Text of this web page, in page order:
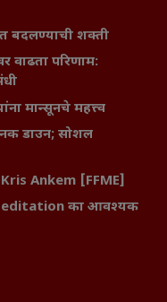
बदलण्याची शक्ती
वाढता परिणाम:
मान्सूनचे महत्त्व
डाउन; सोशल
Kris Ankem [FFME]
Meditation का आवश्यक